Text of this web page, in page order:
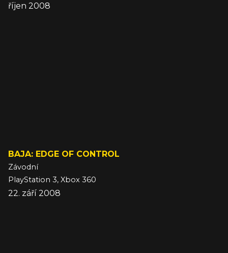
říjen 2008
BAJA: EDGE OF CONTROL
Závodní
PlayStation 3, Xbox 360
22. září 2008